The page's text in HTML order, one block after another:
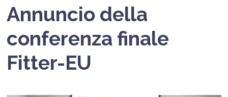
Annuncio della
conferenza finale
Fitter-EU